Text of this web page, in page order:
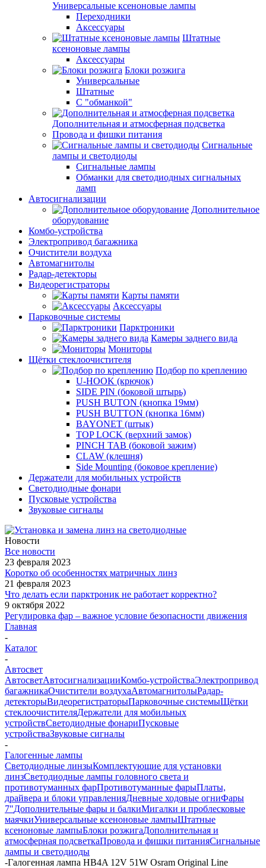
Универсальные ксеноновые лампы
Переходники
Аксессуары
Штатные
ксеноновые лампы
Аксессуары
Блоки розжига
Универсальные
Штатные
С "обманкой"
Дополнительная и атмосферная подсветка
Провода и фишки питания
Cигнальные
лампы и светодиоды
Сигнальные лампы
Обманки для светодиодных сигнальных
ламп
Автосигнализации
Дополнительное
оборудование
Комбо-устройства
Электропривод багажника
Очистители воздуха
Автомагнитолы
Радар-детекторы
Видеорегистраторы
Карты памяти
Аксессуары
Парковочные системы
Парктроники
Камеры заднего вида
Мониторы
Щётки стеклоочистителя
Подбор по креплению
U-HOOK (крючок)
SIDE PIN (боковой штырь)
PUSH BUTON (кнопка 19мм)
PUSH BUTTON (кнопка 16мм)
BAYONET (штык)
TOP LOCK (верхний замок)
PINCH TAB (боковой зажим)
CLAW (клешня)
Side Mounting (боковое крепление)
Держатели для мобильных устройств
Светодиодные фонари
Пусковые устройства
Звуковые сигналы
Новости
Все новости
23 февраля 2023
Коротко об особенностях матричных линз
21 февраля 2023
Что делать если парктроник не работает корректно?
9 октября 2022
Регулировка фар – важное условие безопасности движения
Главная
-
Каталог
-
Автосвет
АвтосветАвтосигнализацииКомбо-устройстваЭлектропривод
багажникаОчистители воздухаАвтомагнитолыРадар-
детекторыВидеорегистраторыПарковочные системыЩётки
стеклоочистителяДержатели для мобильных
устройствСветодиодные фонариПусковые
устройстваЗвуковые сигналы
-
Галогенные лампы
Светодиодные линзыКомплектующие для установки
линзСветодиодные лампы головного света и
противотуманных фарПротивотуманные фарыПлаты,
драйвера и блоки управленияДневные ходовые огниФары
7"Дополнительные фары и балкиМигалки и проблесковые
маячкиУниверсальные ксеноновые лампыШтатные
ксеноновые лампыБлоки розжигаДополнительная и
атмосферная подсветкаПровода и фишки питанияCигнальные
лампы и светодиоды
-Галогенная лампа HB4A 12V 51W Osram Original Line